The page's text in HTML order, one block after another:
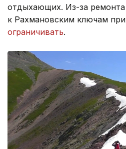
отдыхающих. Из-за
к Рахмановским ключам
ограничивать.